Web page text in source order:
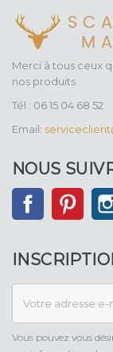
Merci à tous ceux
nos produits
Tél : 06 15 04 68 52
Email:
NOUS
Facebook
Vous pouvez vous